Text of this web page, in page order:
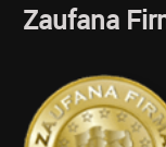
Zaufana